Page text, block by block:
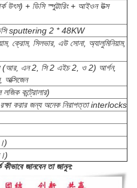
উৎস) + ডিসি স্পুট্টারিং + আইওন উত্স
sputtering 2 * 48KW
ক্রোম, সিলভার, এউ সোনা, অ্যালুমিনিয়াম,
(আর, এন 2, সি 2 এইচ 2, ও 2) আর্গন,
অক্সিজেন
লজিক কন্ট্রোলার)
রক্ষা করার জন্য অনেক নিরাপত্তা interlocks
জানবেন তা জানুন: